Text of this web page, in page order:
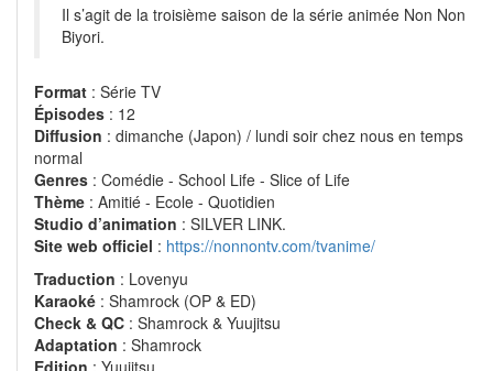
Il s’agit de la troisième saison de la série animée Non Non
Biyori.
Format : Série TV
Épisodes : 12
Diffusion : dimanche (Japon) / lundi soir chez nous en temps
normal
Genres : Comédie - School Life - Slice of Life
Thème : Amitié - Ecole - Quotidien
Studio d’animation : SILVER LINK.
Site web officiel : https://nonnontv.com/tvanime/
Traduction : Lovenyu
Karaoké : Shamrock (OP & ED)
Check & QC : Shamrock & Yuujitsu
Adaptation : Shamrock
Edition : Yuujitsu